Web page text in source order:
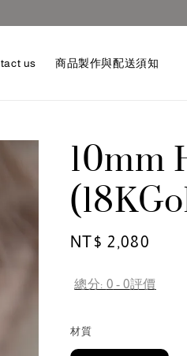
免運
us 商品製作與配送須知
10mm
Regular
NT$ 2,080
總分: 0 -0評價
材質